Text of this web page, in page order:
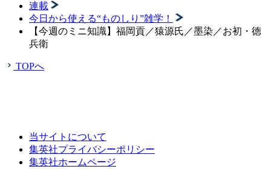
連載
今日から使える“ものしり”雑学！
【今週のミニ知識】福岡貢／猿源氏／墨染／お初・徳
兵衛
TOPへ
当サイトについて
集英社プライバシーポリシー
集英社ホームページ